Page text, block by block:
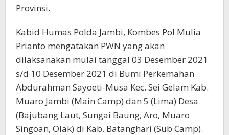
Provinsi.
Kabid Humas Polda Jambi, Kombes Pol Mulia
Prianto mengatakan PWN yang akan
dilaksanakan mulai tanggal 03 Desember 2021
s/d 10 Desember 2021 di Bumi Perkemahan
Abdurahman Sayoeti-Musa Kec. Sei Gelam Kab.
Muaro Jambi (Main Camp) dan 5 (Lima) Desa
(Bajubang Laut, Sungai Baung, Aro, Muaro
Singoan, Olak) di Kab. Batanghari (Sub Camp).